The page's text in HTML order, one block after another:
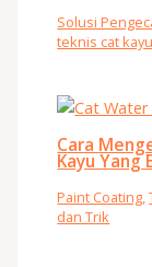
Solusi
teknis cat
Cara
Kayu Yang
Paint Coating,
dan Trik